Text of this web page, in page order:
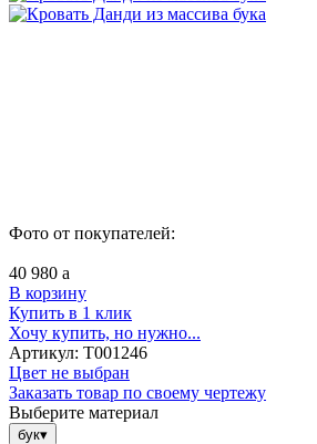
Фото от покупателей:
40 980 a
В корзину
Купить в 1 клик
Хочу купить, но нужно...
Артикул: Т001246
Цвет не выбран
Заказать товар по своему чертежу
Выберите материал
бук▾